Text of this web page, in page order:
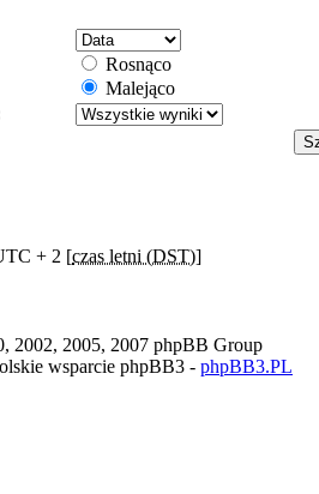
Rosnąco
Malejąco
+ 2 [czas letni (DST)]
2002, 2005, 2007 phpBB Group
wsparcie phpBB3 - phpBB3.PL